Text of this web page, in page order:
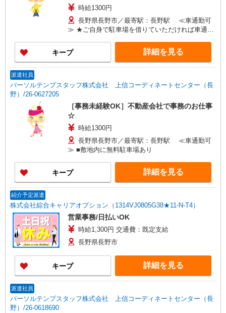
時給1300円
長野県長野市／最寄駅：長野駅 ≪車通勤可
≫ ★ご自身で駐車場を借りていただければ車通勤
キープ 詳細を見る
派遣社員
パーソルテンプスタッフ株式会社 上信コーディネートセンター（長
野）/26-0627205
［事務未経験OK］不動産会社で事務のお仕事
☆
時給1300円
長野県長野市／最寄駅：長野駅 ≪車通勤可
≫ ■敷地内に無料駐車場あり
キープ 詳細を見る
紹介予定派遣
株式会社綜合キャリアオプション（1314VJ0805G38★11-N-T4）
営業事務/日払いOK
時給1,300円 交通費：既定支給
長野県長野市
キープ 詳細を見る
派遣社員
パーソルテンプスタッフ株式会社 上信コーディネートセンター（長
野）/26-0618690